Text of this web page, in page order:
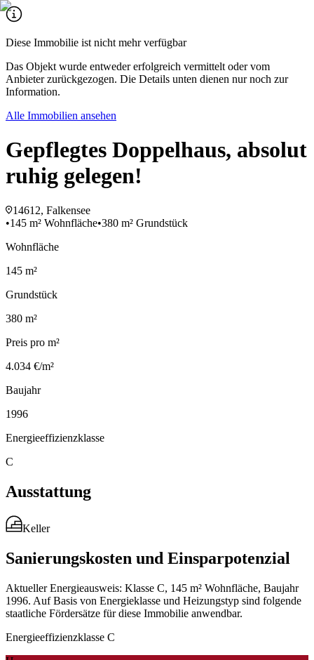
Diese Immobilie ist nicht mehr verfügbar
Das Objekt wurde entweder erfolgreich vermittelt oder vom
Anbieter zurückgezogen. Die Details unten dienen nur noch zur
Information.
Alle Immobilien ansehen
Gepflegtes Doppelhaus, absolut
ruhig gelegen!
14612, Falkensee
•145 m² Wohnfläche•380 m² Grundstück
Wohnfläche
145 m²
Grundstück
380 m²
Preis pro m²
4.034 €/m²
Baujahr
1996
Energieeffizienzklasse
C
Ausstattung
Keller
Sanierungskosten und Einsparpotenzial
Aktueller Energieausweis: Klasse C, 145 m² Wohnfläche, Baujahr
1996. Auf Basis von Energieklasse und Heizungstyp sind folgende
staatliche Fördersätze für diese Immobilie anwendbar.
Energieeffizienzklasse C